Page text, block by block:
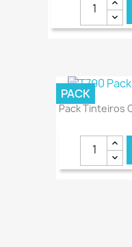
Pack Tinteiros
PACK